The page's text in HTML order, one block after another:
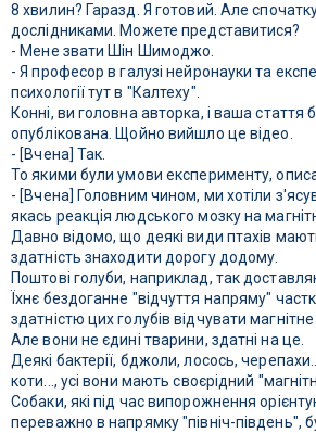
8 хвилин? Гаразд. Я готовий. Але
дослідниками. Можете представитися?
- Мене звати Шін Шимоджо.
- Я професор в галузі нейронауки та
психології тут в "Калтеху".
Конні, ви головна авторка, і ваша
опублікована. Щойно вийшло це відео.
- [Вчена] Так.
То якими були умови експерименту,
- [Вчена] Головним чином, ми хотіли
якась реакція людського мозку на
Давно відомо, що деякі види птахів
здатність знаходити дорогу додому.
Поштові голуби, наприклад, так
Їхнє бездоганне "відчуття напряму"
здатністю цих голубів відчувати
Але вони не єдині тварини, здатні на це.
Деякі бактерії, бджоли, лосось,
коти..., усі вони мають своєрідний
Собаки, які під час випорожнення
переважно в напрямку "північ-південь",